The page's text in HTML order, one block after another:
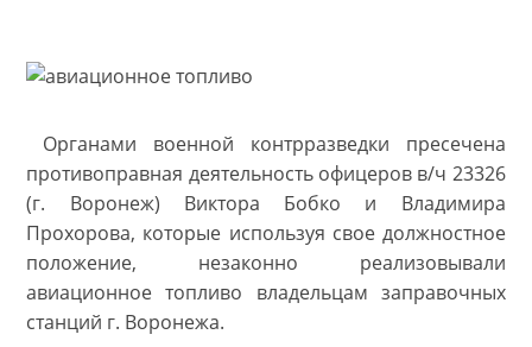
Органами военной контрразведки пресечена
противоправная деятельность офицеров в/ч 23326
(г. Воронеж) Виктора Бобко и Владимира
Прохорова, которые используя свое должностное
положение, незаконно реализовывали
авиационное топливо владельцам заправочных
станций г. Воронежа.